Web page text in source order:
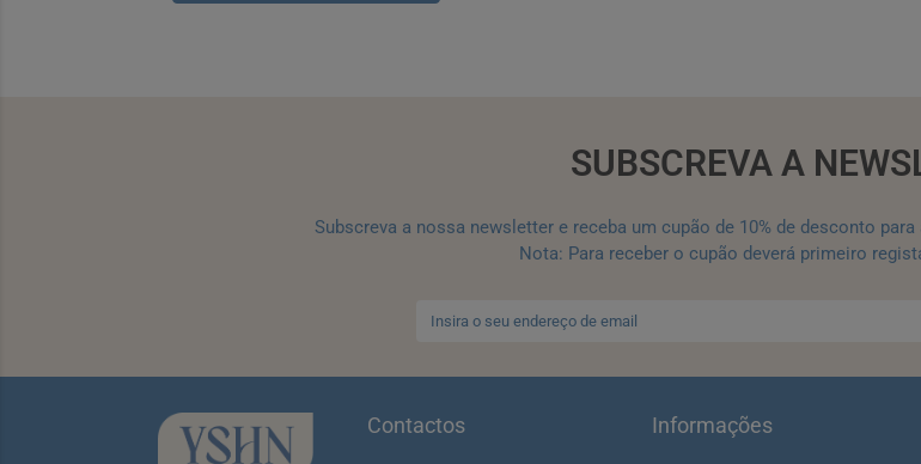
SUBSCREVA A
Subscreva a nossa newsletter e receba um cupão de 10% de desconto
Nota: Para receber o cupão deverá primeiro
Contactos Informações